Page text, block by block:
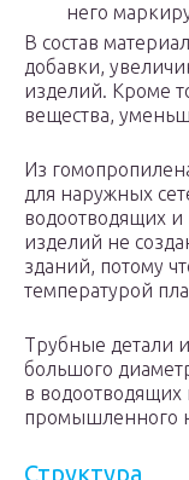
него
В состав
добавки,
изделий. Кроме
вещества,
Из
для наружных
водоотводящих
изделий не
зданий, потому
температурой
Трубные детали
большого
в водоотводящих
промышленного
Структура